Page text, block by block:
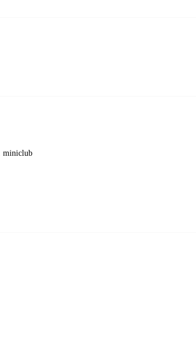
miniclub